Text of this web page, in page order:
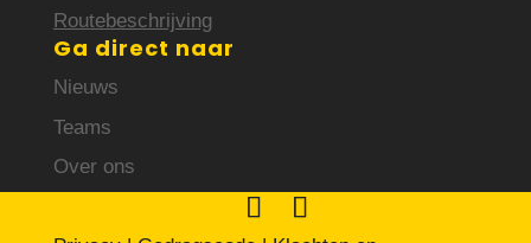
Routebeschrijving
Ga direct naar
Nieuws
Teams
Over ons